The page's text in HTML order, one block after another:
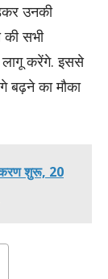
उनकी
सभी
लागू करेंगे. इससे
बढ़ने का मौका
शुरू, 20